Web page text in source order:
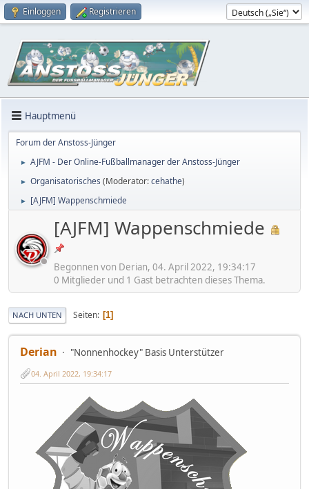
Einloggen Registrieren
Hauptmenü
Forum der Anstoss-Jünger
► AJFM - Der Online-Fußballmanager der Anstoss-Jünger
► Organisatorisches (Moderator:cehathe)
► [AJFM] Wappenschmiede
[AJFM] Wappenschmiede
Begonnen von Derian, 04. April 2022, 19:34:17
0 Mitglieder und 1 Gast betrachten dieses Thema.
NACH UNTEN Seiten 1
Derian "Nonnenhockey" Basis Unterstützer
04. April 2022, 19:34:17